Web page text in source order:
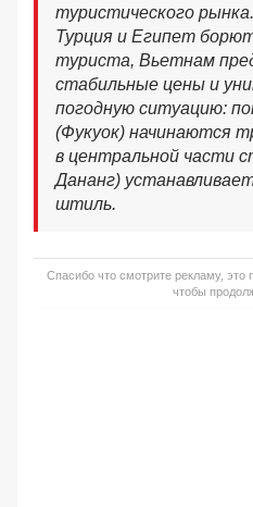
туристического
Турция и Египет
туриста, Вьетнам
стабильные цены и
погодную ситуацию:
(Фукуок) начинаются
в центральной части
Дананг)
штиль.
Спасибо что смотрите рекламу, это
чтобы